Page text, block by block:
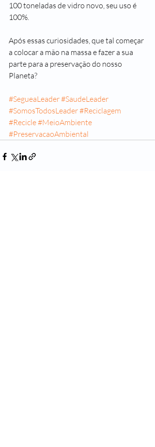
100 toneladas de vidro novo, seu uso é
100%.
Após essas curiosidades, que tal começar
a colocar a mão na massa e fazer a sua
parte para a preservação do nosso
Planeta?
#SegueaLeader#SaudeLeader
#SomosTodosLeader#Reciclagem
#Recicle#MeioAmbiente
#PreservacaoAmbiental